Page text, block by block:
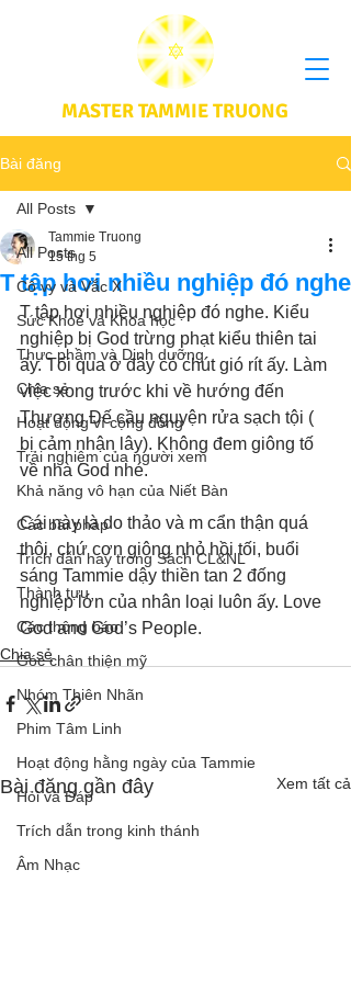
MASTER TAMMIE TRUONG
Bài đăng
All Posts
Cô vy và Vắc X
Sức Khoẻ và Khoa học
Thực phầm và Dinh dưỡng
Chia sẻ
Hoạt động vì cộng đồng
Trải nghiệm của người xem
Khả năng vô hạn của Niết Bàn
Các bài pháp
Trích dẫn hay trong Sách CL&NL
Thành tựu
Các thông báo
Góc chân thiện mỹ
Nhóm Thiên Nhãn
Phim Tâm Linh
Hoạt động hằng ngày của Tammie
Hỏi và Đáp
Trích dẫn trong kinh thánh
Âm Nhạc
All Posts
T tập hơi nhiều nghiệp đó nghe
Tammie Truong
15 thg 5
T tập hơi nhiều nghiệp đó nghe. Kiểu
nghiệp bị God trừng phạt kiểu thiên tai
ấy. Tối qua ở đây có chút gió rít ấy. Làm
việc xong trước khi về hướng đến
Thượng Đế cầu nguyện rửa sạch tội (
bị cảm nhận lây). Không đem giông tố
về nhà God nhé.
Cái này là do thảo và m cẩn thận quá
thôi, chứ cơn giông nhỏ hồi tối, buổi
sáng Tammie dậy thiền tan 2 đống
nghiệp lớn của nhân loại luôn ấy. Love
God and God’s People.
Chia sẻ
Bài đăng gần đây Xem tất cả